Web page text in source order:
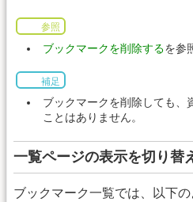
参照
ブックマークを削除するを参
補足
ブックマークを削除しても、
ことはありません。
一覧ページの表示を切り替
ブックマーク一覧では、以下